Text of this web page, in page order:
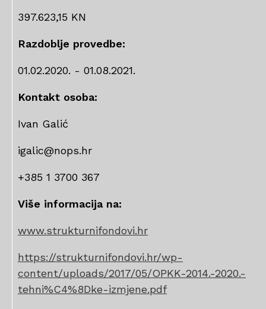
397.623,15 KN
Razdoblje provedbe:
01.02.2020. - 01.08.2021.
Kontakt osoba:
Ivan Galić
igalic@nops.hr
+385 1 3700 367
Više informacija na:
www.strukturnifondovi.hr
https://strukturnifondovi.hr/wp-
content/uploads/2017/05/OPKK-2014.-2020.-
tehni%C4%8Dke-izmjene.pdf